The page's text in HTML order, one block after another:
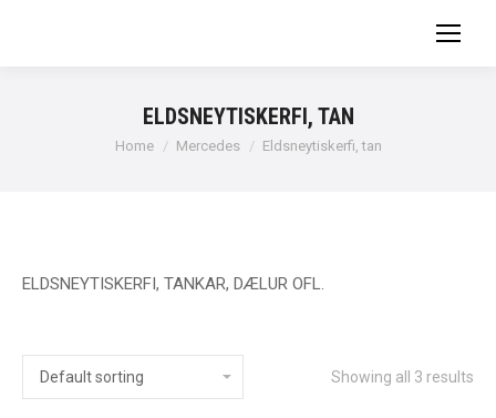
ELDSNEYTISKERFI, TAN
You are here:
Home Mercedes Eldsneytiskerfi, tan
ELDSNEYTISKERFI, TANKAR, DÆLUR OFL.
Showing all 3 results